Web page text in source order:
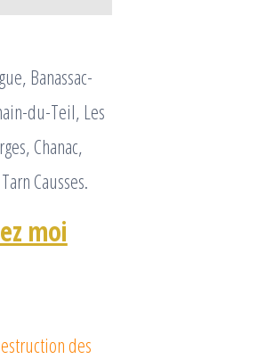
Banassac-
du-Teil, Les
Chanac,
Causses.
moi
des